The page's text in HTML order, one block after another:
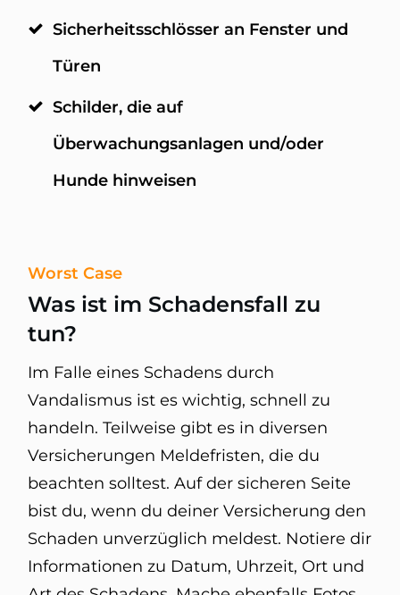
Sicherheitsschlösser an Fenster und
Türen
Schilder, die auf
Überwachungsanlagen und/oder
Hunde hinweisen
Worst Case
Was ist im Schadensfall zu
tun?
Im Falle eines Schadens durch
Vandalismus ist es wichtig, schnell zu
handeln. Teilweise gibt es in diversen
Versicherungen Meldefristen, die du
beachten solltest. Auf der sicheren Seite
bist du, wenn du deiner Versicherung den
Schaden unverzüglich meldest. Notiere dir
Informationen zu Datum, Uhrzeit, Ort und